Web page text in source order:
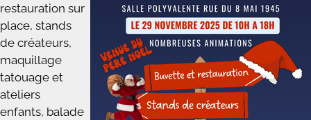
restauration sur
place, stands
de créateurs,
maquillage
tatouage et
ateliers
enfants, balade